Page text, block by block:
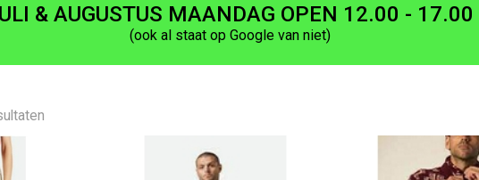
& AUGUSTUS MAANDAG OPEN 12.00 - 17.00
(ook al staat op Google van niet)